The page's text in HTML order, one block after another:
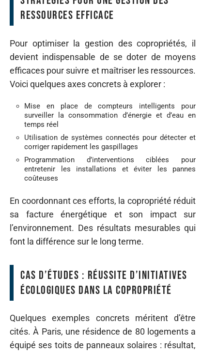
ressources efficace
Pour optimiser la gestion des copropriétés, il
devient indispensable de se doter de moyens
efficaces pour suivre et maîtriser les ressources.
Voici quelques axes concrets à explorer :
Mise en place de compteurs intelligents pour
surveiller la consommation d’énergie et d’eau en
temps réel
Utilisation de systèmes connectés pour détecter et
corriger rapidement les gaspillages
Programmation d’interventions ciblées pour
entretenir les installations et éviter les pannes
coûteuses
En coordonnant ces efforts, la copropriété réduit
sa facture énergétique et son impact sur
l’environnement. Des résultats mesurables qui
font la différence sur le long terme.
Cas d’études : réussite d’initiatives
écologiques dans la copropriété
Quelques exemples concrets méritent d’être
cités. À Paris, une résidence de 80 logements a
équipé ses toits de panneaux solaires : résultat,